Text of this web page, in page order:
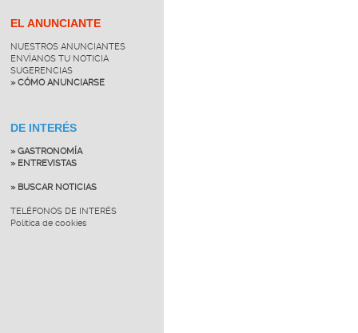
EL ANUNCIANTE
NUESTROS ANUNCIANTES
ENVÍANOS TU NOTICIA
SUGERENCIAS
» CÓMO ANUNCIARSE
DE INTERÉS
» GASTRONOMÍA
» ENTREVISTAS
» BUSCAR NOTICIAS
TELÉFONOS DE INTERÉS
Política de cookies